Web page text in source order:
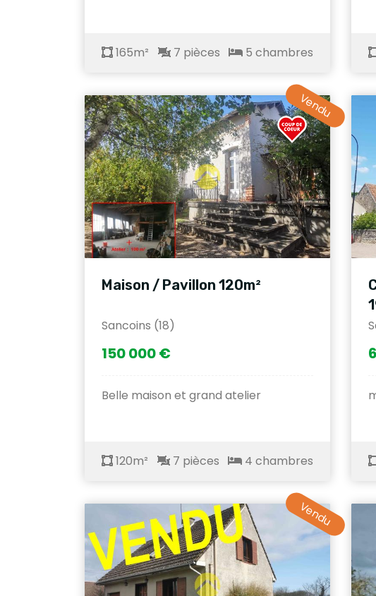
165m² 7 pièces 5 chambres
Vendu
Maison / Pavillon 120m²
Sancoins (18)
150 000 €
Belle maison et grand atelier
120m² 7 pièces 4 chambres
Vendu